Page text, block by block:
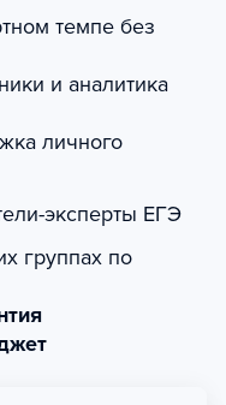
темпе без
и аналитика
личного
эксперты ЕГЭ
группах по